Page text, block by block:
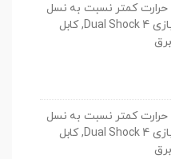
حرارت کمتر نسبت به نسل
قبل, دسته بازی Dual Shock 4, کابل
حرارت کمتر نسبت به نسل
قبل, دسته بازی Dual Shock 4, کابل